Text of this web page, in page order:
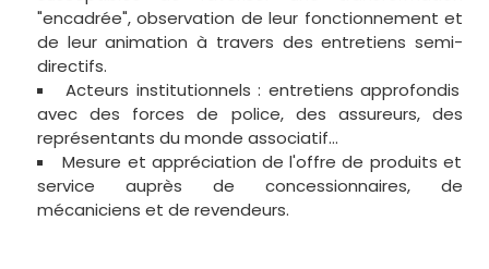
"encadrée", observation de leur fonctionnement et
de leur animation à travers des entretiens semi-
directifs.
Acteurs institutionnels : entretiens approfondis
avec des forces de police, des assureurs, des
représentants du monde associatif...
Mesure et appréciation de l'offre de produits et
service auprès de concessionnaires, de
mécaniciens et de revendeurs.